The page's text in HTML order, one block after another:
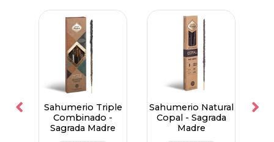
Sahumerio Triple
Combinado -
Sagrada Madre
Sahumerio Natural
Copal - Sagrada
Madre